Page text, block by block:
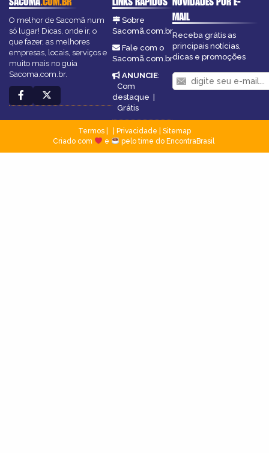
O melhor de Sacomã num
só lugar! Dicas, onde ir, o
que fazer, as melhores
empresas, locais, serviços e
muito mais no guia
Sacoma.com.br.
Sobre
Sacomã.com.br
Fale com o
Sacomã.com.br
ANUNCIE:
Com
destaque |
Grátis
MAIL
Receba grátis as
principais notícias,
dicas e promoções
Termos Privacidade
Sitemap
Criado com
e pelo time do EncontraBrasil